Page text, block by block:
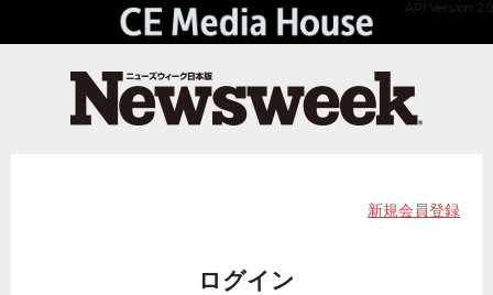
API Version 2.0
新規会員登録
ログイン